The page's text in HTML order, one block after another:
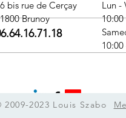
comment la reconnaître et la
?
bis rue de Cerçay
Brunoy
Lun -
10:00
2009-2023 Louis Szabo